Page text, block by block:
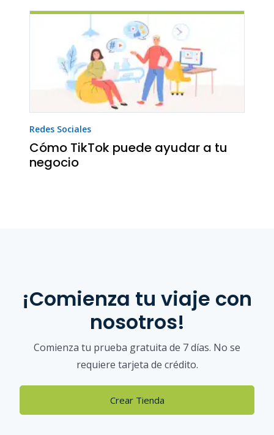
Redes Sociales
Cómo TikTok puede ayudar a tu
negocio
¡Comienza tu viaje con
nosotros!
Comienza tu prueba gratuita de 7 días. No se
requiere tarjeta de crédito.
Crear Tienda